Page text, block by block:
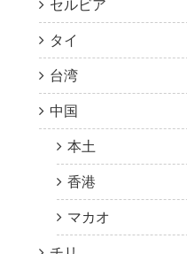
セルビア
タイ
台湾
中国
本土
香港
マカオ